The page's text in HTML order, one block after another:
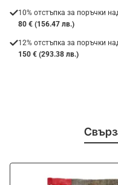
10% отстъпка за поръчки
80 € (156.47 лв.)
12% отстъпка за поръчки
150 € (293.38 лв.)